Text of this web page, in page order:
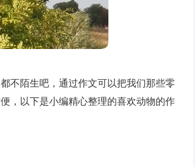
不陌生吧，通过作文可以把我们那些零
，以下是小编精心整理的喜欢动物的作